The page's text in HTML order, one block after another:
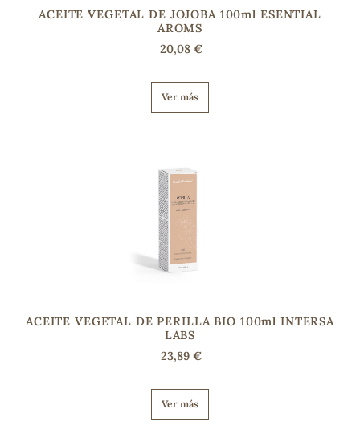
ACEITE VEGETAL DE JOJOBA 100ml ESENTIAL
AROMS
20,08 €
Ver más
ACEITE VEGETAL DE PERILLA BIO 100ml INTERSA
LABS
23,89 €
Ver más